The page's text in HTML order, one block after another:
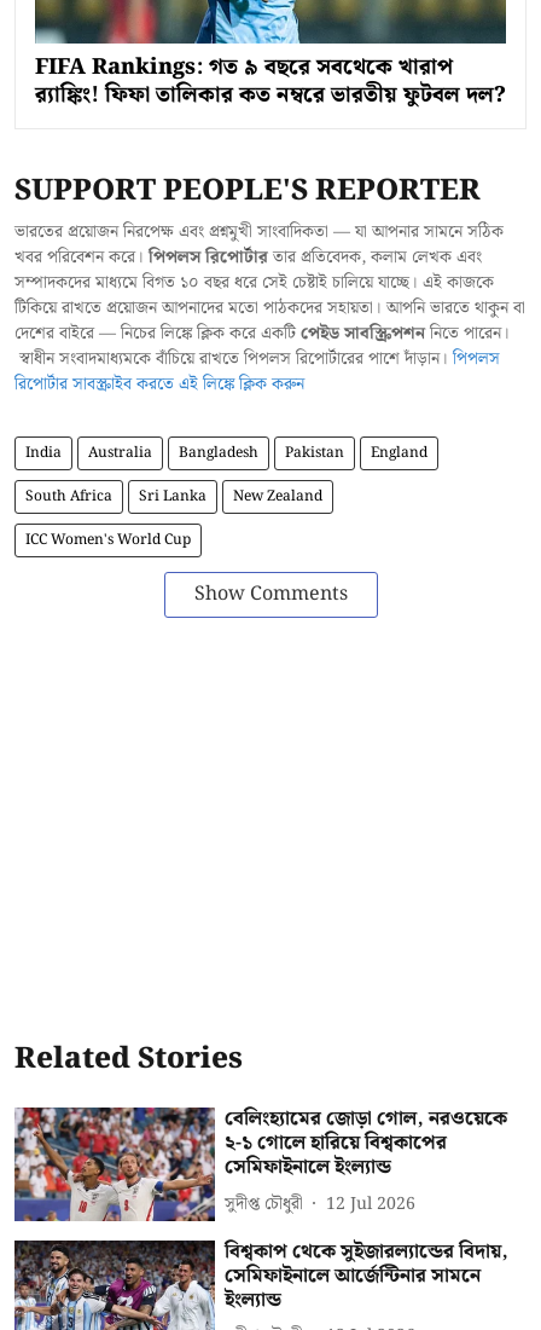
FIFA Rankings: গত ৯ বছরে সবথেকে খারাপ
র‍্যাঙ্কিং! ফিফা তালিকার কত নম্বরে ভারতীয় ফুটবল দল?
SUPPORT PEOPLE'S REPORTER
ভারতের প্রয়োজন নিরপেক্ষ এবং প্রশ্নমুখী সাংবাদিকতা — যা আপনার সামনে সঠিক
খবর পরিবেশন করে।পিপলস রিপোর্টারতার প্রতিবেদক, কলাম লেখক এবং
সম্পাদকদের মাধ্যমে বিগত ১০ বছর ধরে সেই চেষ্টাই চালিয়ে যাচ্ছে। এই কাজকে
টিকিয়ে রাখতে প্রয়োজন আপনাদের মতো পাঠকদের সহায়তা। আপনি ভারতে থাকুন বা
দেশের বাইরে — নিচের লিঙ্কে ক্লিক করে একটিপেইড সাবস্ক্রিপশননিতে পারেন।
স্বাধীন সংবাদমাধ্যমকে বাঁচিয়ে রাখতে পিপলস রিপোর্টারের পাশে দাঁড়ান।পিপলস
রিপোর্টার সাবস্ক্রাইব করতে এই লিঙ্কে ক্লিক করুন
India Australia Bangladesh Pakistan
England
South Africa
Sri Lanka
New Zealand
ICC Women's World Cup
Show Comments
Related Stories
বেলিংহ্যামের জোড়া গোল, নরওয়েকে
২-১ গোলে হারিয়ে বিশ্বকাপের
সেমিফাইনালে ইংল্যান্ড
সুদীপ্ত চৌধুরী 12 Jul 2026
বিশ্বকাপ থেকে সুইজারল্যান্ডের বিদায়,
সেমিফাইনালে আর্জেন্টিনার সামনে
ইংল্যান্ড